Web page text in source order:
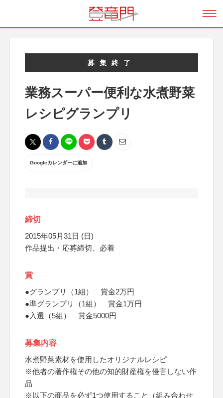
募集終了
業務スーパー便利な水煮野菜
レシピグランプリ
Googleカレンダーに追加
締切
2015年05月31日 (日)
作品提出・応募締切、必着
賞
●グランプリ（1組） 賞金2万円
●準グランプリ（1組） 賞金1万円
●入選（5組） 賞金5000円
募集内容
水煮野菜素材を使用したオリジナルレシピ
※他者の著作権その他の知的財産権を侵害しない作
品
※以下の商品を必ず1つ使用すること（組み合わせ